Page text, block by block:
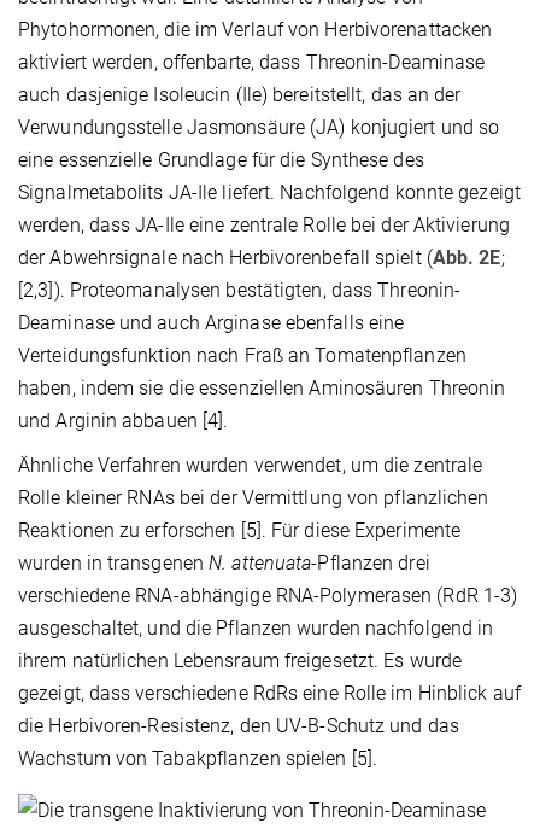
Phytohormonen, die im Verlauf von Herbivorenattacken
aktiviert werden, offenbarte, dass Threonin-Deaminase
auch dasjenige Isoleucin (Ile) bereitstellt, das an der
Verwundungsstelle Jasmonsäure (JA) konjugiert und so
eine essenzielle Grundlage für die Synthese des
Signalmetabolits JA-Ile liefert. Nachfolgend konnte gezeigt
werden, dass JA-Ile eine zentrale Rolle bei der Aktivierung
der Abwehrsignale nach Herbivorenbefall spielt (Abb. 2E;
[2,3]). Proteomanalysen bestätigten, dass Threonin-
Deaminase und auch Arginase ebenfalls eine
Verteidungsfunktion nach Fraß an Tomatenpflanzen
haben, indem sie die essenziellen Aminosäuren Threonin
und Arginin abbauen [4].
Ähnliche Verfahren wurden verwendet, um die zentrale
Rolle kleiner RNAs bei der Vermittlung von pflanzlichen
Reaktionen zu erforschen [5]. Für diese Experimente
wurden in transgenenN. attenuata-Pflanzen drei
verschiedene RNA-abhängige RNA-Polymerasen (RdR 1-3)
ausgeschaltet, und die Pflanzen wurden nachfolgend in
ihrem natürlichen Lebensraum freigesetzt. Es wurde
gezeigt, dass verschiedene RdRs eine Rolle im Hinblick auf
die Herbivoren-Resistenz, den UV-B-Schutz und das
Wachstum von Tabakpflanzen spielen [5].